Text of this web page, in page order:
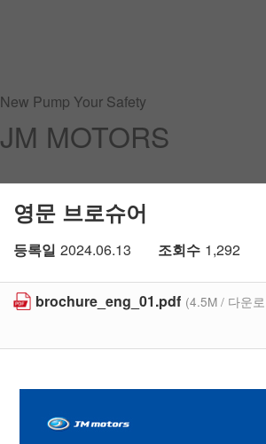
New Pump Your Safety
JM MOTORS
영문 브로슈어
등록일 2024.06.13 조회수 1,292
brochure_eng_01.pdf (4.5M / 다운